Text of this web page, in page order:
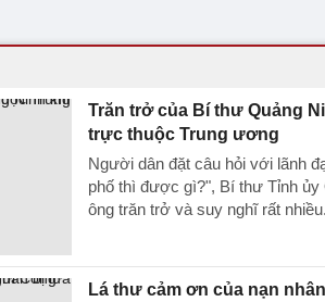
Trăn trở của Bí thư Quảng
trực thuộc Trung ương
Người dân đặt câu hỏi với lãnh
phố thì được gì?", Bí thư Tỉnh ủy
ông trăn trở và suy nghĩ rất nhiều.
Lá thư cảm ơn của nạn